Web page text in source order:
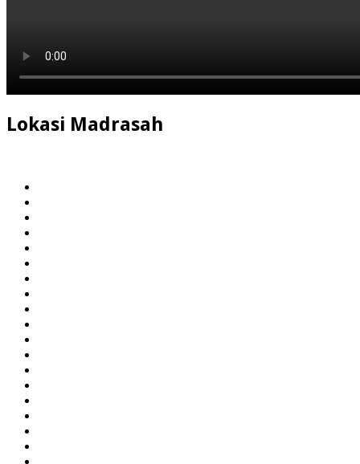
Lokasi Madrasah